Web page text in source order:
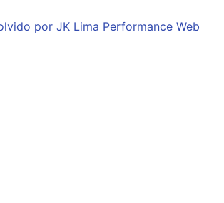
por JK Lima Performance Web